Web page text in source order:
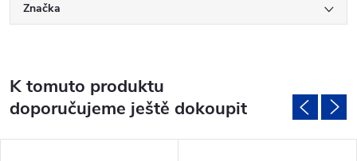
Značka
K tomuto produktu
doporučujeme ještě dokoupit